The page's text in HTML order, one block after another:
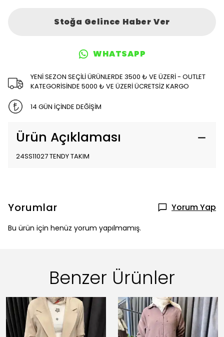
Stoğa Gelince Haber Ver
WHATSAPP
YENİ SEZON SEÇİLİ ÜRÜNLERDE 3500 ₺ VE ÜZERİ - OUTLET
KATEGORİSİNDE 5000 ₺ VE ÜZERİ ÜCRETSİZ KARGO
14 GÜN İÇİNDE DEĞİŞİM
Ürün Açıklaması
24SS11027 TENDY TAKIM
Yorumlar Yorum Yap
Bu ürün için henüz yorum yapılmamış.
Benzer Ürünler